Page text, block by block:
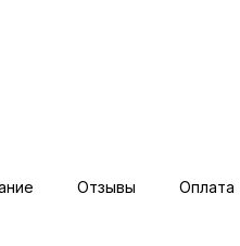
Отзывы Оплата